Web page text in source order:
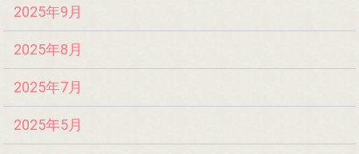
2025年9月
2025年8月
2025年7月
2025年5月